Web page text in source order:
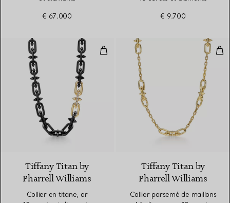
€ 67.000 € 9.700
Collier en titane, or 18 carats et
Tiffany Titan by
Pharrell Williams
Collier en titane, or
Tiffany Titan by
Pharrell Williams
Collier parsemé de maillons